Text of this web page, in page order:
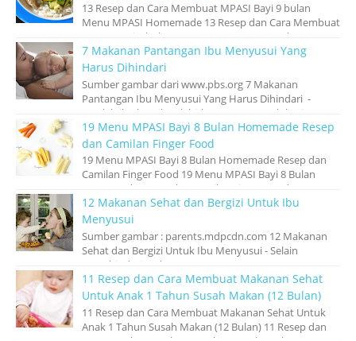
13 Resep dan Cara Membuat MPASI Bayi 9 bulan
Menu MPASI Homemade 13 Resep dan Cara Membuat
MPASI Bayi 9 bulan Menu MPASI Homemade – Kem...
7 Makanan Pantangan Ibu Menyusui Yang
Harus Dihindari
Sumber gambar dari www.pbs.org 7 Makanan
Pantangan Ibu Menyusui Yang Harus Dihindari -
Setelah ibu hamil melahirkan, tugas penuh kasi...
19 Menu MPASI Bayi 8 Bulan Homemade Resep
dan Camilan Finger Food
19 Menu MPASI Bayi 8 Bulan Homemade Resep dan
Camilan Finger Food 19 Menu MPASI Bayi 8 Bulan
Homemade Resep dan Camilan Finger Food - ...
12 Makanan Sehat dan Bergizi Untuk Ibu
Menyusui
Sumber gambar : parents.mdpcdn.com 12 Makanan
Sehat dan Bergizi Untuk Ibu Menyusui - Selain
menghindari makanan ‘pantangan’ atau yang...
11 Resep dan Cara Membuat Makanan Sehat
Untuk Anak 1 Tahun Susah Makan (12 Bulan)
11 Resep dan Cara Membuat Makanan Sehat Untuk
Anak 1 Tahun Susah Makan (12 Bulan) 11 Resep dan